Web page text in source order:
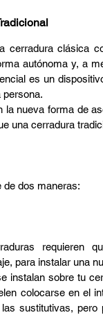
cerradura clásica
autónoma y, a
es un
persona.
nueva forma de
una cerradura
de dos maneras:
requieren
para instalar una
instalan sobre tu
colocarse en el
sustitutivas,